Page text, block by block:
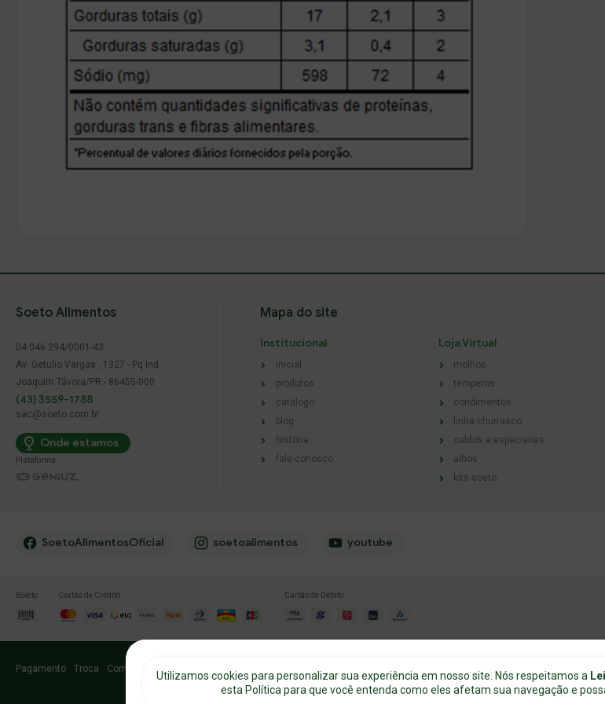
Soeto Alimentos
04.046.294/0001-43
Av: Getulio Vargas , 1327 - Pq Ind.
Joaquim Távora/PR - 86455-000
(43) 3559-1788
sac@soeto.com.br
Onde estamos
Plataforma
Mapa do site
Institucional
inicial
produtos
catálogo
blog
história
fale conosco
Loja Virtual
molhos
temperos
condimentos
linha churrasco
caldos e especiarias
alhos
kits soeto
SoetoAlimentosOficial soetoalimentos youtube
Boleto Cartão de Crédito Cartão de Débito
Pagamento Troca Como comprar
voltar
Utilizamos cookies para personalizar sua experiência em nosso site. Nós respeitamos a
esta Política para que você entenda como eles afetam sua navegação e